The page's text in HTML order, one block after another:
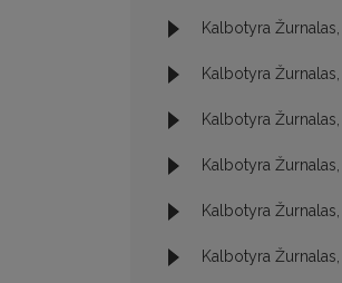
Kalbotyra Žurnalas,
Kalbotyra Žurnalas,
Kalbotyra Žurnalas,
Kalbotyra Žurnalas,
Kalbotyra Žurnalas,
Kalbotyra Žurnalas,